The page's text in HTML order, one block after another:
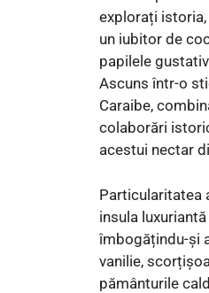
Ascuns într-o
Caraibe,
colaborări
acestui nectar
Particularitatea
insula
îmbogățindu-și
vanilie,
pământurile